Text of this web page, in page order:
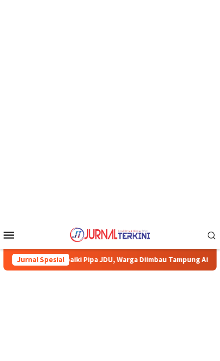
Mobile
Jurnal Spesial
Perbaiki Pipa JDU, Warga Diimbau Tampung Air